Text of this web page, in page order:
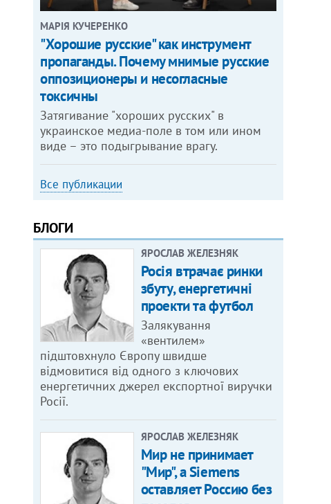
МАРІЯ КУЧЕРЕНКО
"Хорошие русские" как инструмент
пропаганды. Почему мнимые русские
оппозиционеры и несогласные
токсичны
Затягивание "хороших русских" в
украинское медиа-поле в том или ином
виде – это подыгрывание врагу.
Все публикации
БЛОГИ
ЯРОСЛАВ ЖЕЛЕЗНЯК
Росія втрачає ринки
збуту, енергетичні
проекти та футбол
Залякування
«вентилем»
підштовхнуло Європу швидше
відмовитися від одного з ключових
енергетичних джерел експортної виручки
Росії.
ЯРОСЛАВ ЖЕЛЕЗНЯК
Мир не принимает
"Мир", а Siemens
оставляет Россию без